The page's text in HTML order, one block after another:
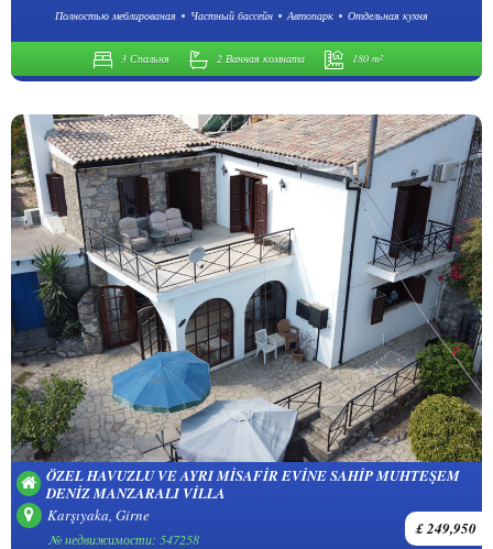
Полностью меблированая Частный бассейн Автопарк Отдельная кухня
3 Спальня 2 Ванная комната 180 m²
ÖZEL HAVUZLU VE AYRI MISAFIR EVINE SAHIP MUHTEŞEM
DENIZ MANZARALI VILLA
Karşıyaka, Girne
£ 249,950
№ недвижимости: 547258